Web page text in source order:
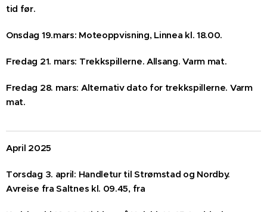
tid før.
Onsdag 19.mars: Moteoppvisning, Linnea kl. 18.00.
Fredag 21. mars: Trekkspillerne. Allsang. Varm mat.
Fredag 28. mars: Alternativ dato for trekkspillerne. Varm
mat.
April 2025
Torsdag 3. april: Handletur til Strømstad og Nordby.
Avreise fra Saltnes kl. 09.45, fra